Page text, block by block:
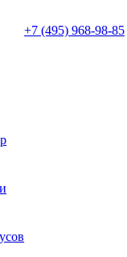
+7 (495) 968-98-85